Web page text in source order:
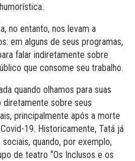
no entanto, nos levam a
em alguns de seus programas,
falar indiretamente sobre
que consome seu trabalho.
quando olhamos para suas
diretamente sobre seus
principalmente após a morte
19. Historicamente, Tatá já
quando, por exemplo,
de teatro “Os Inclusos e os